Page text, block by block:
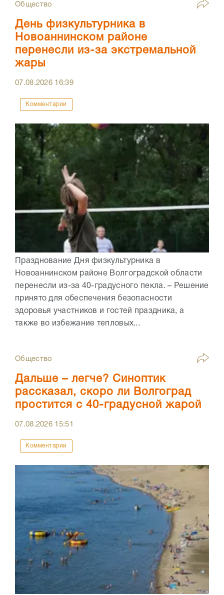
Общество
День физкультурника в
Новоаннинском районе
перенесли из-за экстремальной
жары
07.08.2026 16:39
Комментарии
Празднование Дня физкультурника в
Новоаннинском районе Волгоградской области
перенесли из-за 40-градусного пекла. – Решение
принято для обеспечения безопасности
здоровья участников и гостей праздника, а
также во избежание тепловых...
Общество
Дальше – легче? Синоптик
рассказал, скоро ли Волгоград
простится с 40-градусной жарой
07.08.2026 15:51
Комментарии